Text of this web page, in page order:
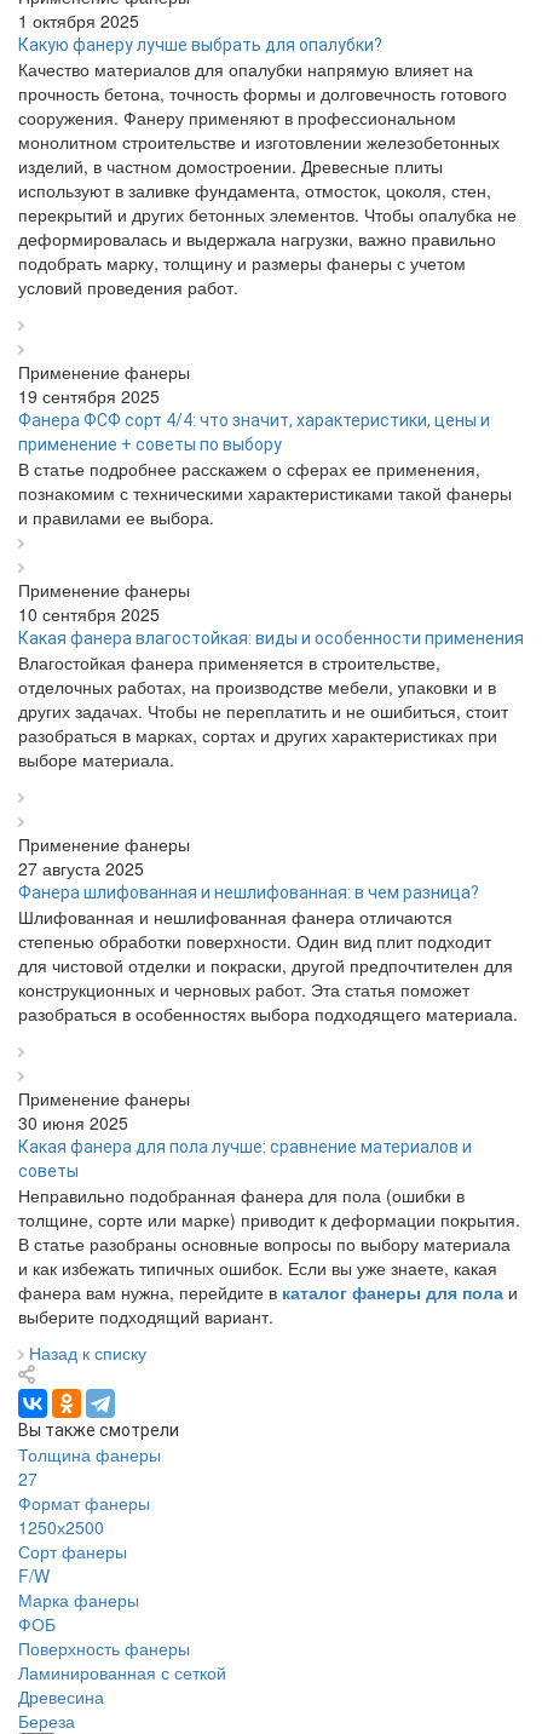
1 октября 2025
Какую фанеру лучше выбрать для опалубки?
Качество материалов для опалубки напрямую влияет на
прочность бетона, точность формы и долговечность готового
сооружения. Фанеру применяют в профессиональном
монолитном строительстве и изготовлении железобетонных
изделий, в частном домостроении. Древесные плиты
используют в заливке фундамента, отмосток, цоколя, стен,
перекрытий и других бетонных элементов. Чтобы опалубка не
деформировалась и выдержала нагрузки, важно правильно
подобрать марку, толщину и размеры фанеры с учетом
условий проведения работ.
Применение фанеры
19 сентября 2025
Фанера ФСФ сорт 4/4: что значит, характеристики, цены и
применение + советы по выбору
В статье подробнее расскажем о сферах ее применения,
познакомим с техническими характеристиками такой фанеры
и правилами ее выбора.
Применение фанеры
10 сентября 2025
Какая фанера влагостойкая: виды и особенности применения
Влагостойкая фанера применяется в строительстве,
отделочных работах, на производстве мебели, упаковки и в
других задачах. Чтобы не переплатить и не ошибиться, стоит
разобраться в марках, сортах и других характеристиках при
выборе материала.
Применение фанеры
27 августа 2025
Фанера шлифованная и нешлифованная: в чем разница?
Шлифованная и нешлифованная фанера отличаются
степенью обработки поверхности. Один вид плит подходит
для чистовой отделки и покраски, другой предпочтителен для
конструкционных и черновых работ. Эта статья поможет
разобраться в особенностях выбора подходящего материала.
Применение фанеры
30 июня 2025
Какая фанера для пола лучше: сравнение материалов и
советы
Неправильно подобранная фанера для пола (ошибки в
толщине, сорте или марке) приводит к деформации покрытия.
В статье разобраны основные вопросы по выбору материала
и как избежать типичных ошибок. Если вы уже знаете, какая
фанера вам нужна, перейдите в каталог фанеры для пола и
выберите подходящий вариант.
Назад к списку
Вы также смотрели
Толщина фанеры
27
Формат фанеры
1250х2500
Сорт фанеры
F/W
Марка фанеры
ФОБ
Поверхность фанеры
Ламинированная с сеткой
Древесина
Береза